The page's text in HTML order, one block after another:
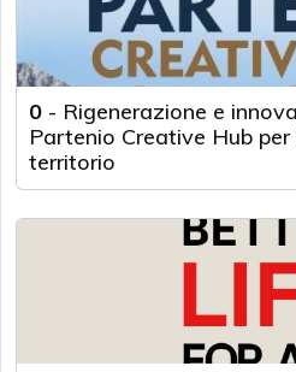
0 - Rigenerazione e
Partenio Creative Hub
territorio